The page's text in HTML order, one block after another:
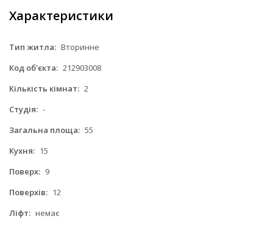
Характеристики
Тип житла: Вторинне
Код об'єкта: 212903008
Кількість кімнат: 2
Студія: -
Загальна площа: 55
Кухня: 15
Поверх: 9
Поверхів: 12
Ліфт: немає